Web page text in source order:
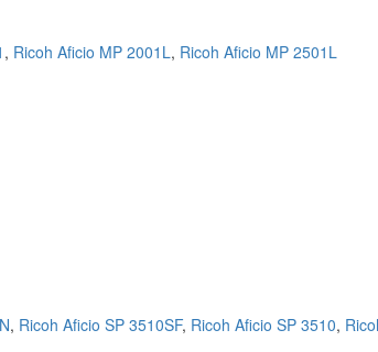
, Ricoh Aficio MP 2001L, Ricoh Aficio MP 2501L
, Ricoh Aficio SP 3510SF, Ricoh Aficio SP 3510,